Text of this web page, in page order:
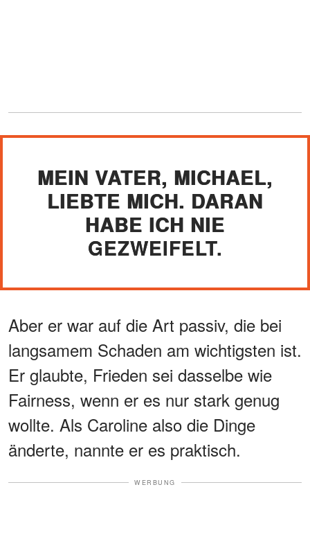
MEIN VATER, MICHAEL,
LIEBTE MICH. DARAN
HABE ICH NIE
GEZWEIFELT.
Aber er war auf die Art passiv, die bei
langsamem Schaden am wichtigsten ist.
Er glaubte, Frieden sei dasselbe wie
Fairness, wenn er es nur stark genug
wollte. Als Caroline also die Dinge
änderte, nannte er es praktisch.
WERBUNG